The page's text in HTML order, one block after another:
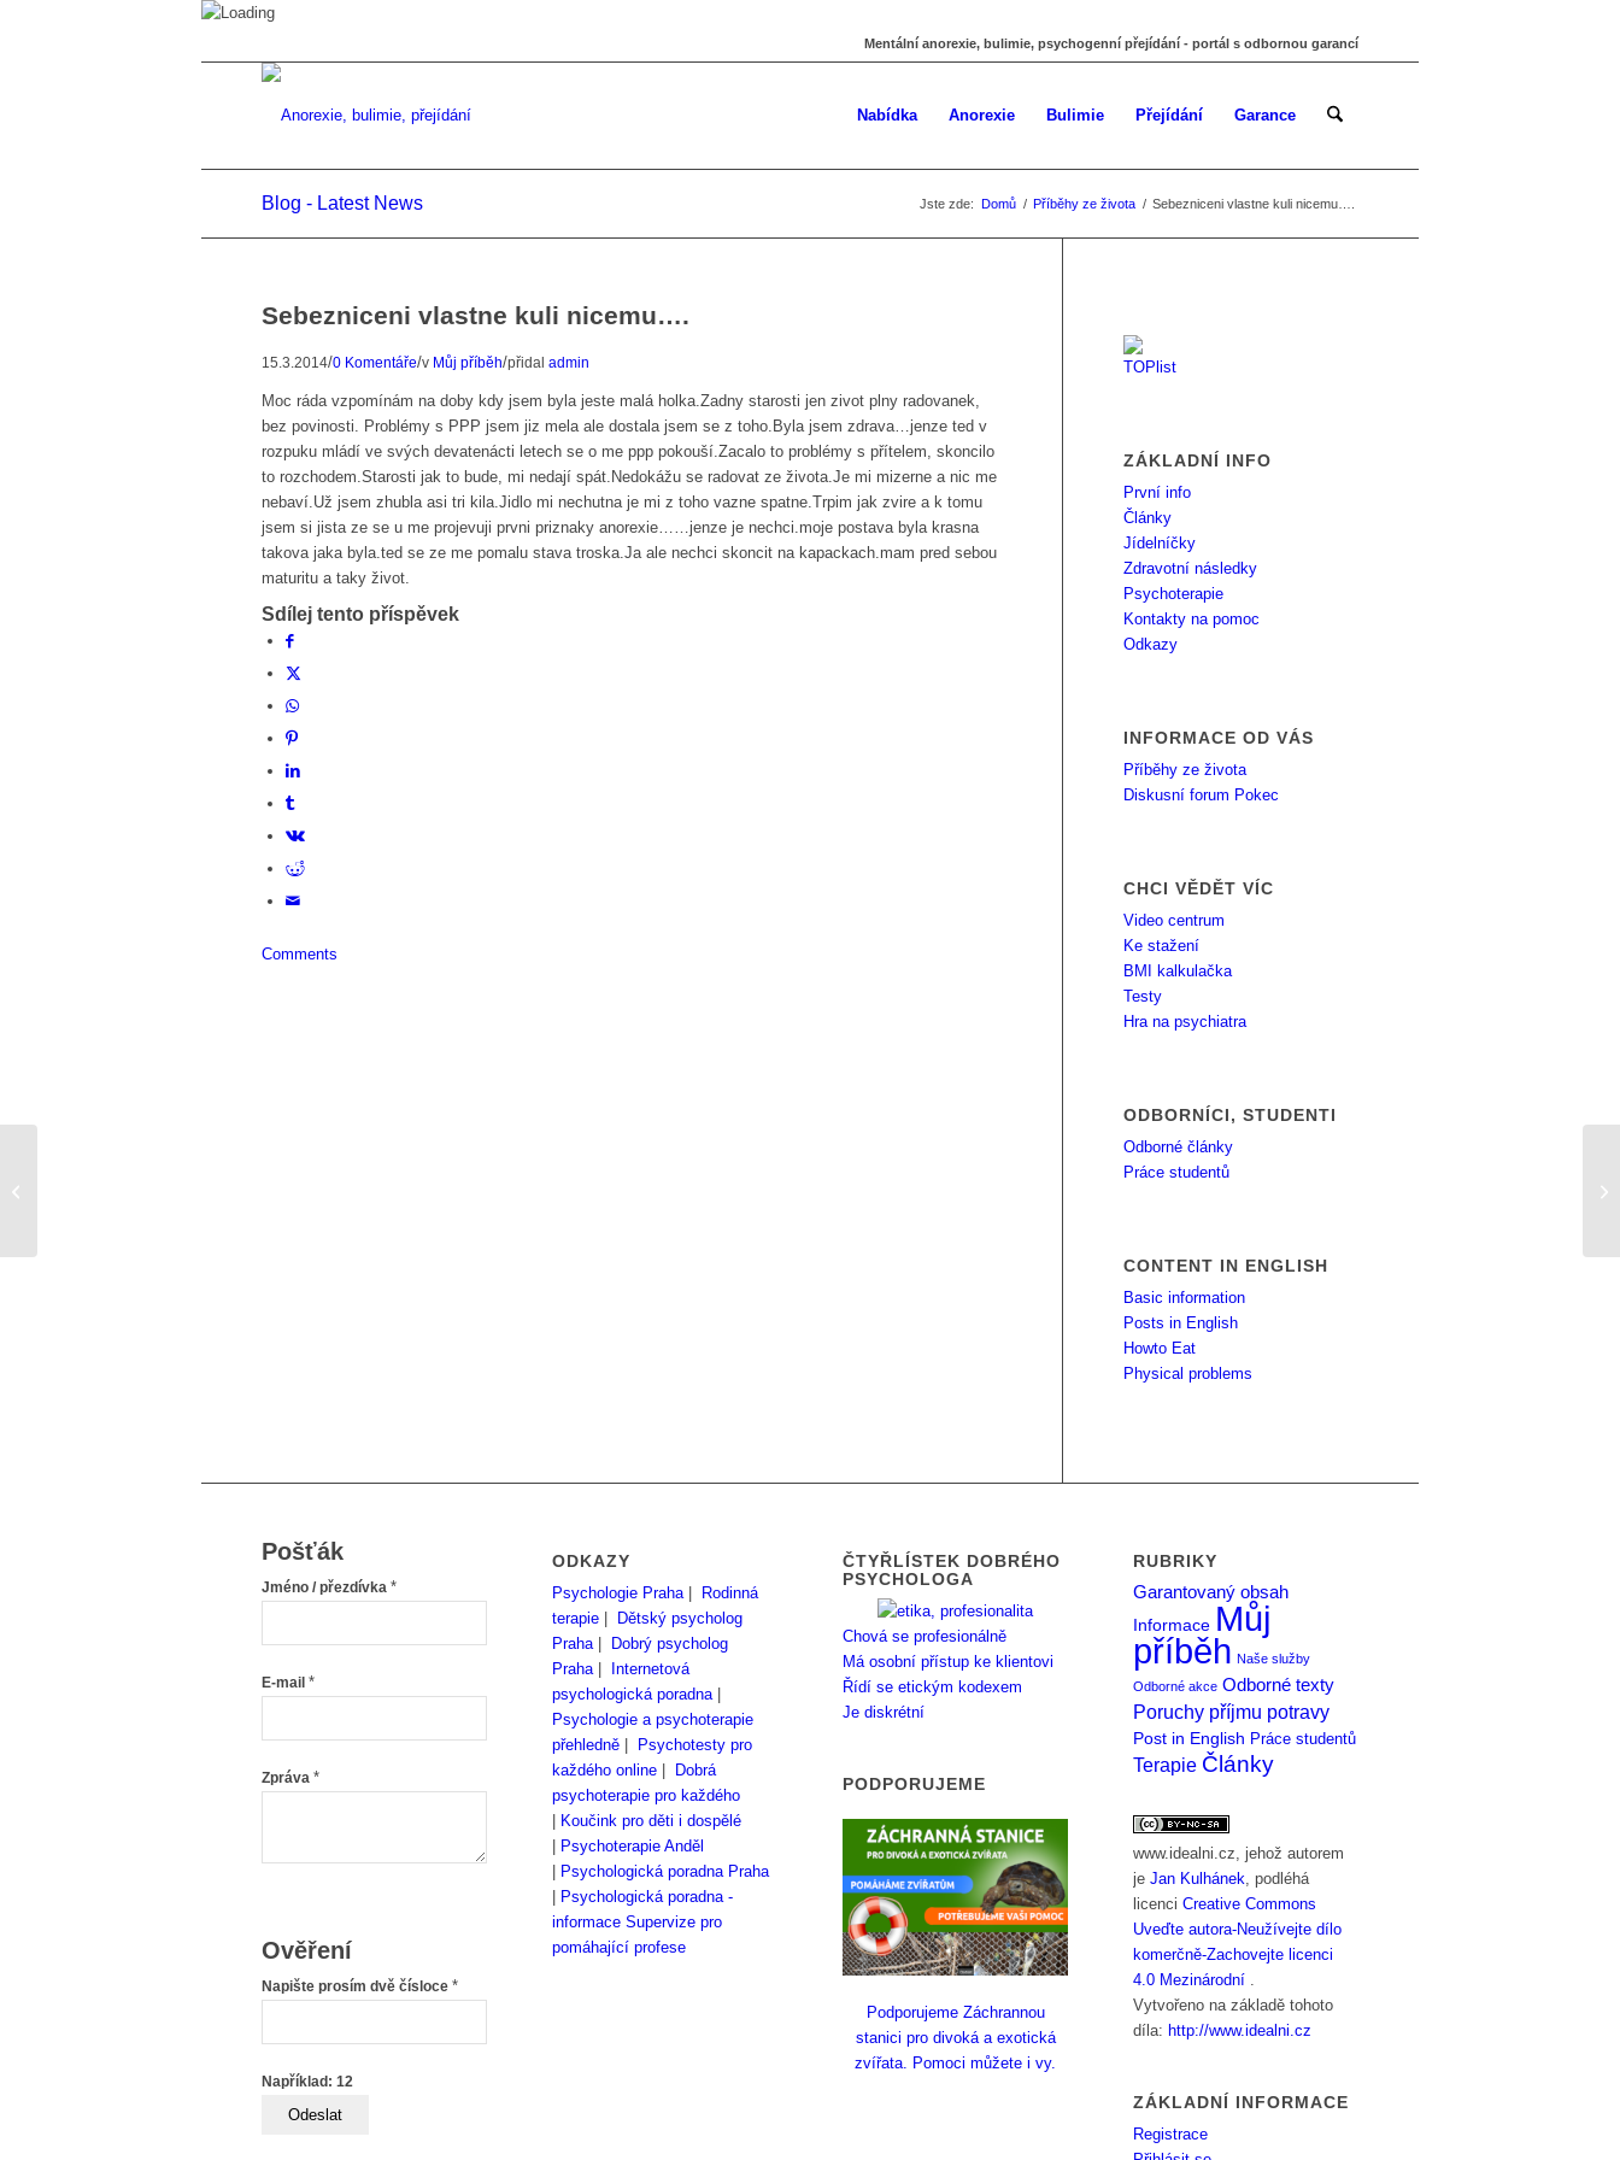
Mentální anorexie, bulimie, psychogenní přejídání - portál s odbornou garancí
Nabídka Anorexie Bulimie Přejídání Garance
Blog - Latest News Jste zde: Domů / Příběhy ze života / Sebezniceni vlastne kuli nicemu….
Sebezniceni vlastne kuli nicemu….
15.3.2014/0 Komentáře/v Můj příběh/přidal admin
Moc ráda vzpomínám na doby kdy jsem byla jeste malá holka.Zadny starosti jen zivot plny radovanek,
bez povinosti. Problémy s PPP jsem jiz mela ale dostala jsem se z toho.Byla jsem zdrava…jenze ted v
rozpuku mládí ve svých devatenácti letech se o me ppp pokouší.Zacalo to problémy s přítelem, skoncilo
to rozchodem.Starosti jak to bude, mi nedají spát.Nedokážu se radovat ze života.Je mi mizerne a nic me
nebaví.Už jsem zhubla asi tri kila.Jidlo mi nechutna je mi z toho vazne spatne.Trpim jak zvire a k tomu
jsem si jista ze se u me projevuji prvni priznaky anorexie……jenze je nechci.moje postava byla krasna
takova jaka byla.ted se ze me pomalu stava troska.Ja ale nechci skoncit na kapackach.mam pred sebou
maturitu a taky život.
Sdílej tento příspěvek
Comments
ZÁKLADNÍ INFO
První info
Články
Jídelníčky
Zdravotní následky
Psychoterapie
Kontakty na pomoc
Odkazy
INFORMACE OD VÁS
Příběhy ze života
Diskusní forum Pokec
CHCI VĚDĚT VÍC
Video centrum
Ke stažení
BMI kalkulačka
Testy
Hra na psychiatra
ODBORNÍCI, STUDENTI
Odborné články
Práce studentů
CONTENT IN ENGLISH
Basic information
Posts in English
Howto Eat
Physical problems
Pošťák
Jméno / přezdívka *
E-mail *
Zpráva *
Ověření
Napište prosím dvě čísloce *
Například: 12
ODKAZY
Psychologie Praha|
Rodinná
terapie
Dětský psycholog
Praha|
Dobrý psycholog
Praha|
Internetová
psychologická poradna|
Psychologie a psychoterapie
přehledně
Psychotesty pro
každého online
Dobrá
psychoterapie pro každého
Koučink pro děti i dospělé
Psychoterapie Anděl
Psychologická poradna Praha
Psychologická poradna -
informace Supervize pro
pomáhající profese
ČTYŘLÍSTEK DOBRÉHO
PSYCHOLOGA
Chová se profesionálně
Má osobní přístup ke klientovi
Řídí se etickým kodexem
Je diskrétní
PODPORUJEME
Podporujeme Záchrannou
stanici pro divoká a exotická
zvířata. Pomoci můžete i vy.
RUBRIKY
Garantovaný obsah
Informace Můj
příběh Naše služby
Odborné akce Odborné texty
Poruchy příjmu potravy
Post in English Práce studentů
Terapie Články
www.idealni.cz, jehož autorem
jeJan Kulhánek, podléhá
licenciCreative Commons
Uveďte autora-Neužívejte dílo
komerčně-Zachovejte licenci
4.0 Mezinárodní .
Vytvořeno na základě tohoto
díla: http://www.idealni.cz
ZÁKLADNÍ INFORMACE
Registrace